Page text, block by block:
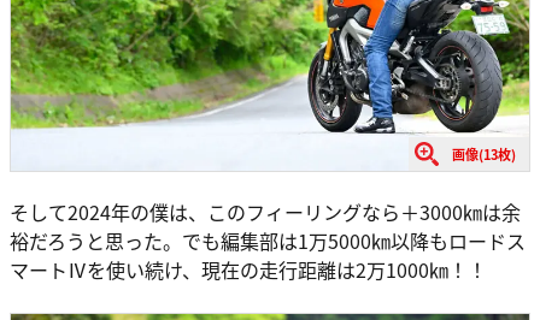
画像(13枚)
そして2024年の僕は、このフィーリングなら＋3000㎞は余
裕だろうと思った。でも編集部は1万5000㎞以降もロードス
マートⅣを使い続け、現在の走行距離は2万1000㎞！！